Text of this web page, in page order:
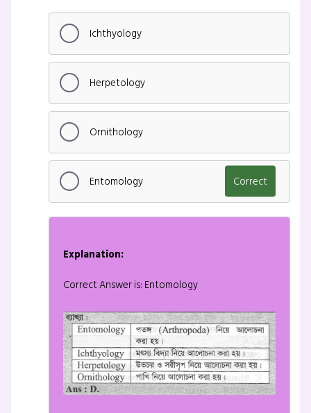
Ichthyology
Herpetology
Ornithology
Entomology Correct
Explanation:
Correct Answer is: Entomology